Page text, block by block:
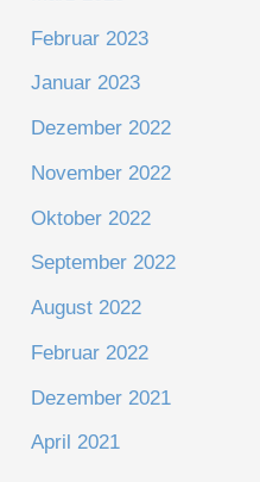
Februar 2023
Januar 2023
Dezember 2022
November 2022
Oktober 2022
September 2022
August 2022
Februar 2022
Dezember 2021
April 2021